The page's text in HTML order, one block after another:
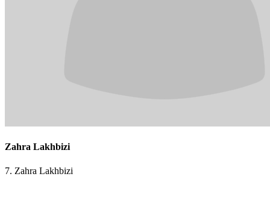
Zahra Lakhbizi
7. Zahra Lakhbizi